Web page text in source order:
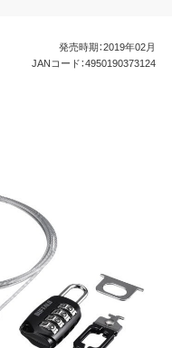
発売時期：2019年02月
JANコード：4950190373124